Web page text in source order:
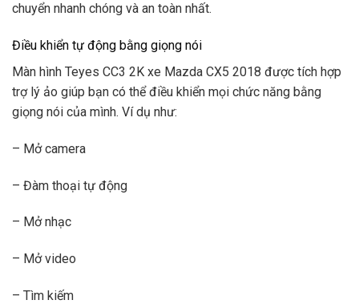
chuyển nhanh chóng và an toàn nhất.
Điều khiển tự động bằng giọng nói
Màn hình Teyes CC3 2K xe Mazda CX5 2018 được tích hợp
trợ lý ảo giúp bạn có thể điều khiển mọi chức năng bằng
giọng nói của mình. Ví dụ như:
– Mở camera
– Đàm thoại tự động
– Mở nhạc
– Mở video
– Tìm kiếm